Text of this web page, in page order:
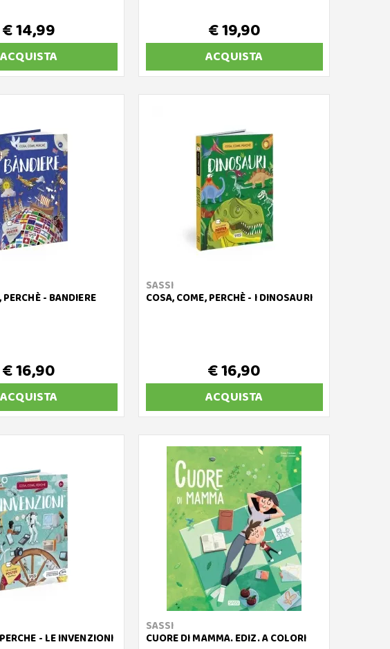
€ 14,99
ACQUISTA
€ 19,90
ACQUISTA
- BANDIERE
€ 16,90
ACQUISTA
SASSI
COSA, COME, PERCHÈ - I DINOSAURI
€ 16,90
ACQUISTA
- LE INVENZIONI
SASSI
CUORE DI MAMMA. EDIZ. A COLORI